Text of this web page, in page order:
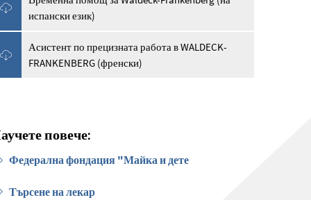
испански език)
Асистент по прецизната работа в WALDECK-
FRANKENBERG (френски)
повече:
Федерална фондация "Майка и дете
Търсене на лекар